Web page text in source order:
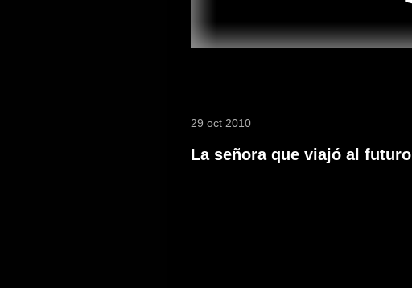
29 oct 2010
La señora que viajó al futuro